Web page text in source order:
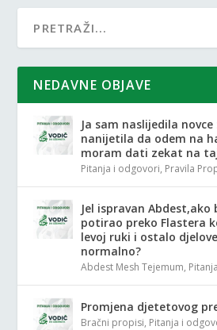
NEDAVNE OBJAVE
Ja sam naslijedila
nanijetila da odem na
moram dati zekat na
Pitanja i odgovori, Pravila
Jel ispravan Abdest,ako
potirao preko Flastera
levoj ruki i ostalo
normalno?
Abdest Mesh Tejemum,
Promjena djetetovog
Bračni propisi, Pitanja i